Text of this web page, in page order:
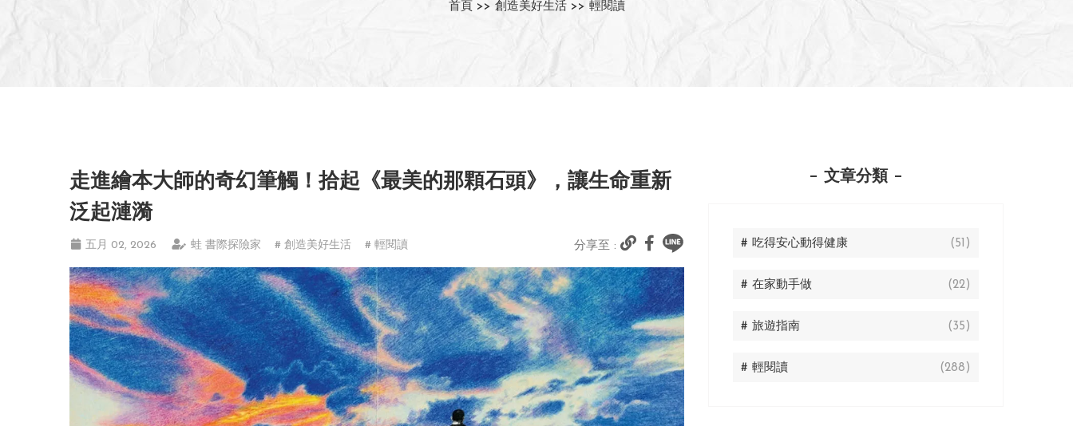
首頁 >> 創造美好生活 >> 輕閱讀
走進繪本大師的奇幻筆觸！拾起《最美的那顆石頭》，讓生命重新
泛起漣漪
五月 02, 2026 蛙 書際探險家 # 創造美好生活 # 輕閱讀 分享至 :
文章分類
# 吃得安心動得健康 (51)
# 在家動手做 (22)
# 旅遊指南 (35)
# 輕閱讀 (288)